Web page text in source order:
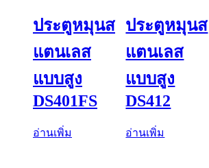
ประตูหมุนส
แตนเลส
แบบสูง
DS401FS
อ่านเพิ่ม
ประตูหมุนส
แตนเลส
แบบสูง
DS412
อ่านเพิ่ม